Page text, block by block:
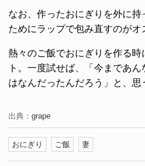
なお、作ったおにぎりを外に
ためにラップで包み直すのがオ
熱々のご飯でおにぎりを作る
ト。一度試せば、「今まであ
はなんだったんだろう」と、思
出典： grape
おにぎり ご飯 妻